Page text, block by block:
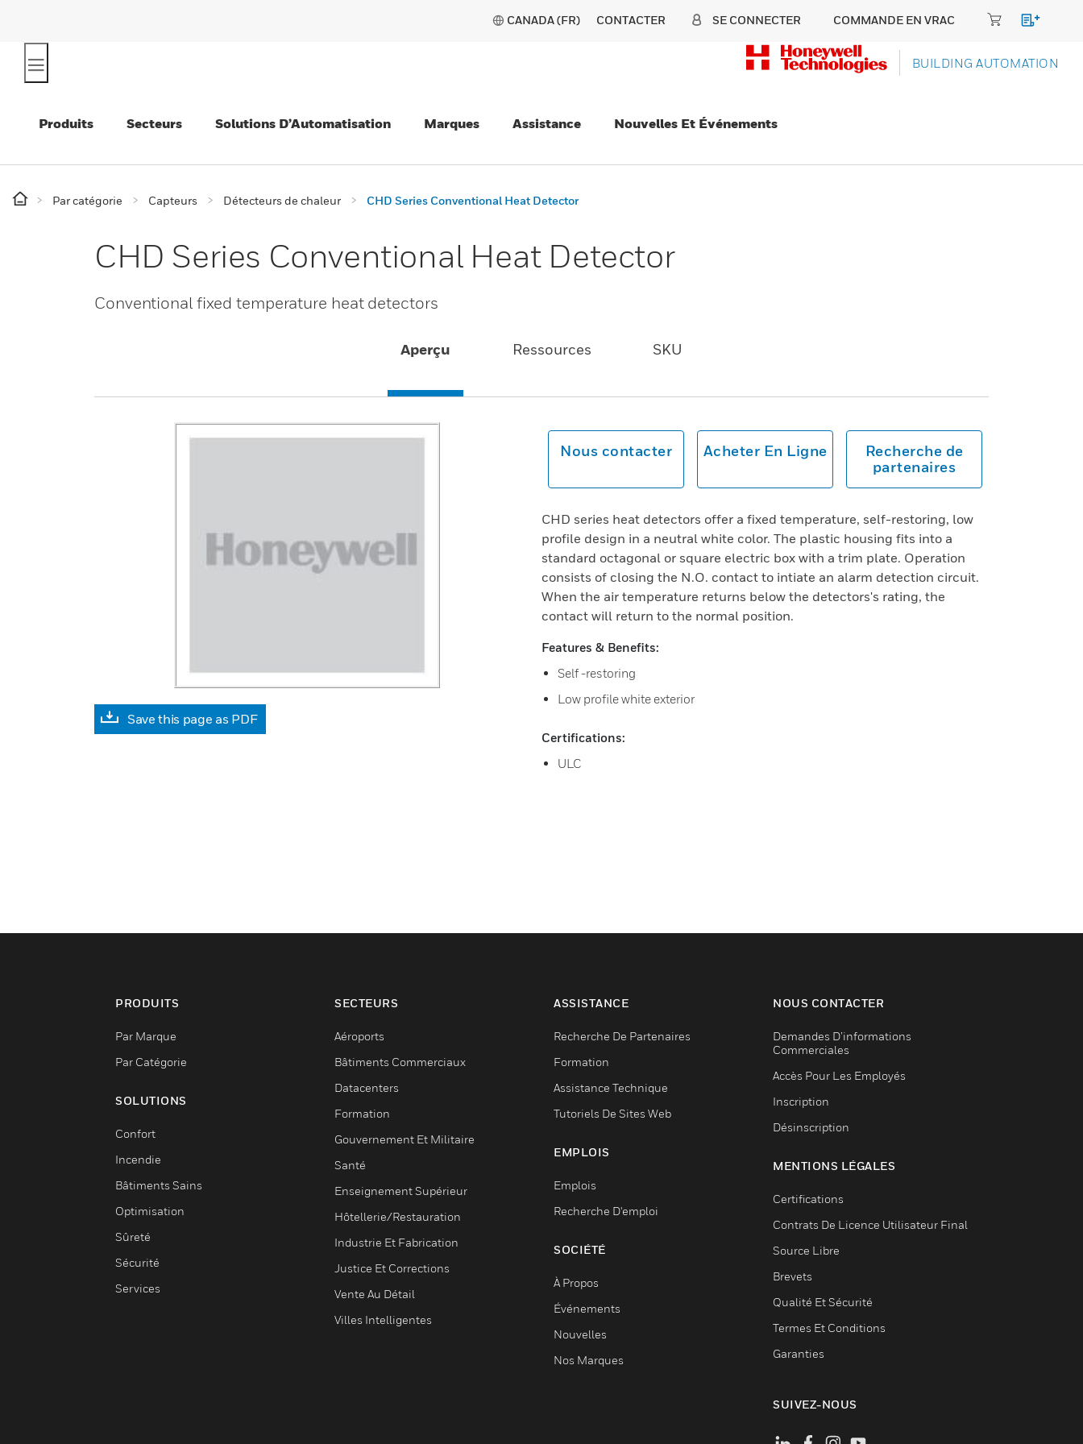
CANADA (FR) CONTACTER SE CONNECTER COMMANDE EN VRAC
BUILDING AUTOMATION
Produits Secteurs Solutions D’Automatisation Marques Assistance Nouvelles Et Événements
Par catégorie Capteurs Détecteurs de chaleur CHD Series Conventional Heat Detector
CHD Series Conventional Heat Detector
Conventional fixed temperature heat detectors
Aperçu Ressources SKU
Save this page as PDF
Nous contacter Acheter En Ligne
Recherche de
partenaires
CHD series heat detectors offer a fixed temperature, self-restoring, low
profile design in a neutral white color. The plastic housing fits into a
standard octagonal or square electric box with a trim plate. Operation
consists of closing the N.O. contact to intiate an alarm detection circuit.
When the air temperature returns below the detectors's rating, the
contact will return to the normal position.
Features & Benefits:
Self -restoring
Low profile white exterior
Certifications:
ULC
PRODUITS
Par Marque
Par Catégorie
SOLUTIONS
Confort
Incendie
Bâtiments Sains
Optimisation
Sûreté
Sécurité
Services
SECTEURS
Aéroports
Bâtiments Commerciaux
Datacenters
Formation
Gouvernement Et Militaire
Santé
Enseignement Supérieur
Hôtellerie/Restauration
Industrie Et Fabrication
Justice Et Corrections
Vente Au Détail
Villes Intelligentes
ASSISTANCE
Recherche De Partenaires
Formation
Assistance Technique
Tutoriels De Sites Web
EMPLOIS
Emplois
Recherche D'emploi
SOCIÉTÉ
À Propos
Événements
Nouvelles
Nos Marques
NOUS CONTACTER
Demandes D’informations
Commerciales
Accès Pour Les Employés
Inscription
Désinscription
MENTIONS LÉGALES
Certifications
Contrats De Licence Utilisateur Final
Source Libre
Brevets
Qualité Et Sécurité
Termes Et Conditions
Garanties
SUIVEZ-NOUS